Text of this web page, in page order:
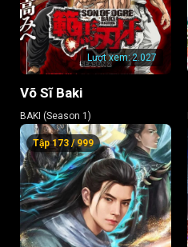
Lượt xem:2.027
Võ Sĩ Baki
BAKI (Season 1)
Tập 173 / 999